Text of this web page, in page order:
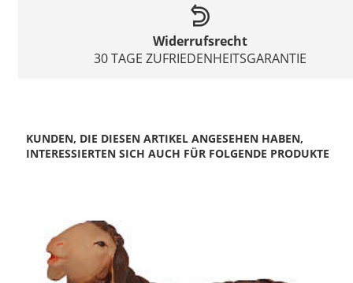
Widerrufsrecht
30 TAGE ZUFRIEDENHEITSGARANTIE
KUNDEN, DIE DIESEN ARTIKEL ANGESEHEN HABEN,
INTERESSIERTEN SICH AUCH FÜR FOLGENDE PRODUKTE